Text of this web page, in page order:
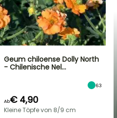
Geum chiloense Dolly North
- Chilenische Nel…
63
Ab€ 4,90
Kleine Töpfe von 8/9 cm